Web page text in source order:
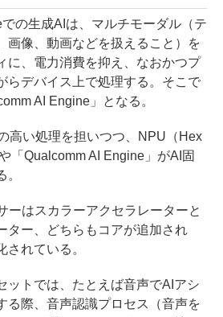
の生成AIは、マルチモーダル（テ
画像、動画などを扱えること）を
に、電力消費を抑え、なおかつプ
らデバイス上で処理する。そこで
AI Engine」となる。
高い処理を担いつつ、NPU（Hex
「Qualcomm AI Engine」がAI固
はスカラーアクセラレーターと
ター、どちらもコアが追加され
されている。
トでは、たとえば音声でAIアシ
る際、音声認識プロセス（音声を